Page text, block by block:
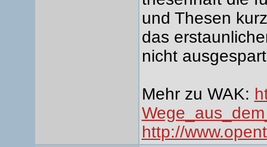
und Thesen
das
nicht
Mehr zu WAK:
http://